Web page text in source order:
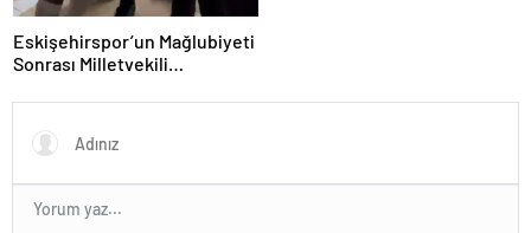
Eskişehirspor’un Mağlubiyeti
Sonrası Milletvekili